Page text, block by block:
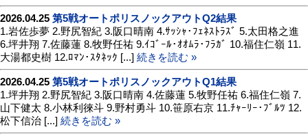
2026.04.25 第5戦オートポリスノックアウトQ2結果
1.岩佐歩夢 2.野尻智紀 3.阪口晴南 4.ｻｯｼｬ･ﾌｪﾈｽﾄﾗｽﾞ 5.太田格之進
6.坪井翔 7.佐藤蓮 8.牧野任祐 9.ｲｺﾞｰﾙ･ｵｵﾑﾗ･ﾌﾗｶﾞ 10.福住仁嶺 11.
大湯都史樹 12.ﾛﾏﾝ･ｽﾀﾈｯｸ [...] 続きを読む »
2026.04.25 第5戦オートポリスノックアウトQ1結果
1.坪井翔 2.野尻智紀 3.阪口晴南 4.佐藤蓮 5.牧野任祐 6.福住仁嶺 7.
山下健太 8.小林利徠斗 9.野村勇斗 10.笹原右京 11.ﾁｬｰﾘｰ･ﾌﾞﾙﾂ 12.
松下信治 [...] 続きを読む »